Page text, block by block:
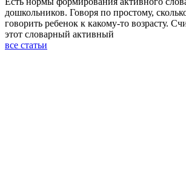
дошкольников. Говоря по простому,
говорить ребенок к какому-то возрасту.
этот словарный активный
все статьи